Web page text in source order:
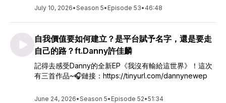
July 10, 2026•Season 5• Episode 53• 46:48
自我價值要如何建立？是平台賦予名字，還是要走
自己的路？ft.Danny許佳麟
記得去感受Danny的全新EP《我沒有輸給這世界》！這次
有三首作品~🎧鏈接：https://tinyurl.com/dannynewep
June 24, 2026•Season 5• Episode 52•51:34